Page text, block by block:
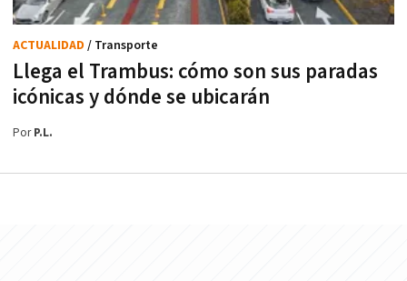
Llega el Trambus: cómo son sus paradas
icónicas y dónde se ubicarán
ACTUALIDAD / Transporte
PorP.L.